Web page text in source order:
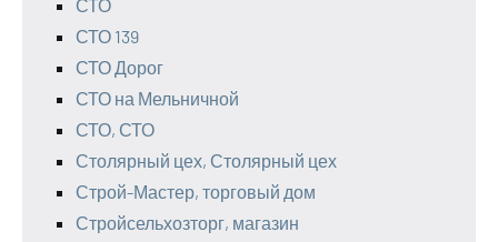
СТО
СТО 139
СТО Дорог
СТО на Мельничной
СТО, СТО
Столярный цех, Столярный цех
Строй-Мастер, торговый дом
Стройсельхозторг, магазин